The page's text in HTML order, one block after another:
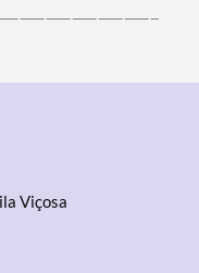
Viçosa